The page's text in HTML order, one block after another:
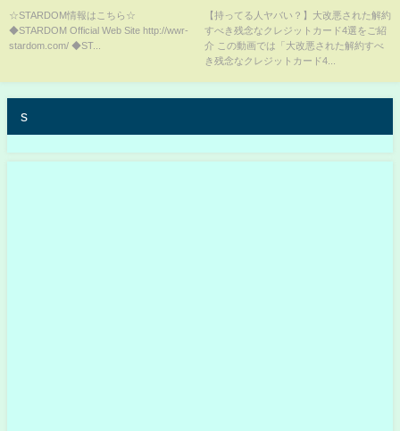
優【スターダム】
☆STARDOM情報はこちら☆
◆STARDOM Official Web Site http://wwr-
stardom.com/ ◆ST...
ットカード4選
【持ってる人ヤバい？】大改悪された解約
すべき残念なクレジットカード4選をご紹
介 この動画では「大改悪された解約すべ
き残念なクレジットカード4...
s